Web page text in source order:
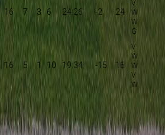
16 7 3 6 24:26 -2 24
16 5 1 10 19:34 -15 16
Hoedd de strijd aan met Raufoss.